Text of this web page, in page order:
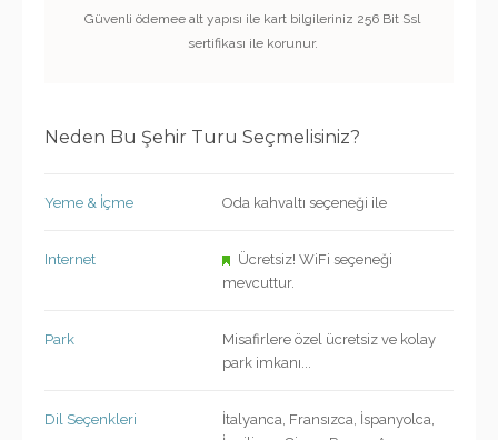
Güvenli ödemee alt yapısı ile kart bilgileriniz 256 Bit Ssl
sertifikası ile korunur.
Neden Bu Şehir Turu Seçmelisiniz?
Yeme & İçme Oda kahvaltı seçeneği ile
Internet
Ücretsiz! WiFi seçeneği
mevcuttur.
Park
Misafirlere özel ücretsiz ve kolay
park imkanı...
Dil Seçenkleri
İtalyanca, Fransızca, İspanyolca,